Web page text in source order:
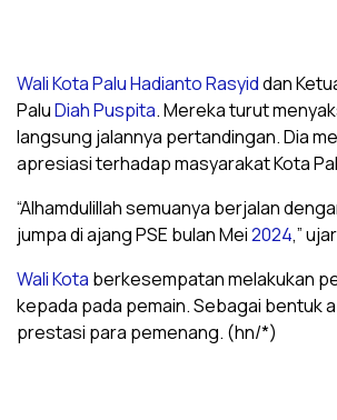
Wali Kota Palu Hadianto Rasyiddan
PaluDiah Puspita. Mereka turut
langsung jalannya pertandingan. Dia
apresiasi terhadap masyarakat Kota
“Alhamdulillah semuanya berjalan
jumpa di ajang PSE bulan Mei2024,”
Wali Kota berkesempatan melakukan
kepada pada pemain. Sebagai bentuk
prestasi para pemenang. (hn/*)